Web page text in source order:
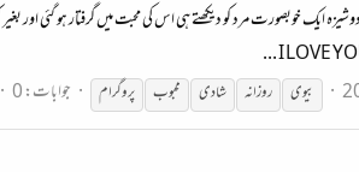
ایک خوبصورت مرد کو دیکھتے ہی اس کی محبت میں گرفتار ہو
بیوی روزانہ شادی محبوب پروگرام جوابات: 0